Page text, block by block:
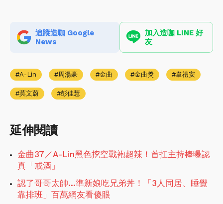
追蹤造咖 Google
News
加入造咖 LINE 好
友
A-Lin 周湯豪 金曲 金曲獎 韋禮安
莫文蔚 彭佳慧
延伸閱讀
金曲37／A-Lin黑色挖空戰袍超辣！首扛主持棒曝認
真「戒酒」
認了哥哥太帥…準新娘吃兄弟丼！「3人同居、睡覺
靠排班」百萬網友看傻眼